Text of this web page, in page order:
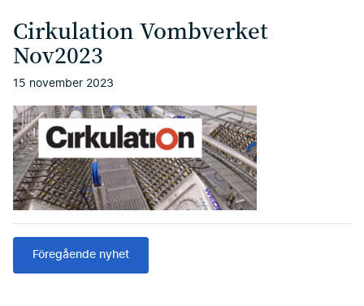
Cirkulation Vombverket
Nov2023
15 november 2023
Föregående nyhet